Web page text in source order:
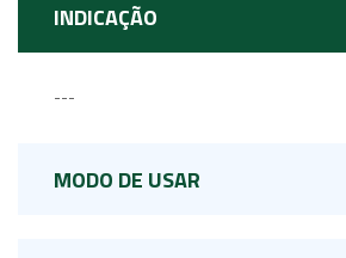
INDICAÇÃO
---
MODO DE USAR